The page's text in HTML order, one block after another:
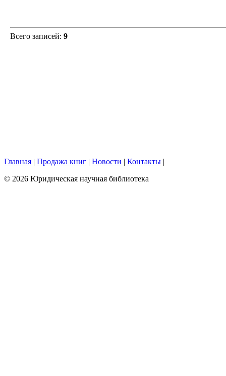
Всего записей: 9
Главная | Продажа книг | Новости | Контакты |
© 2026 Юридическая научная библиотека